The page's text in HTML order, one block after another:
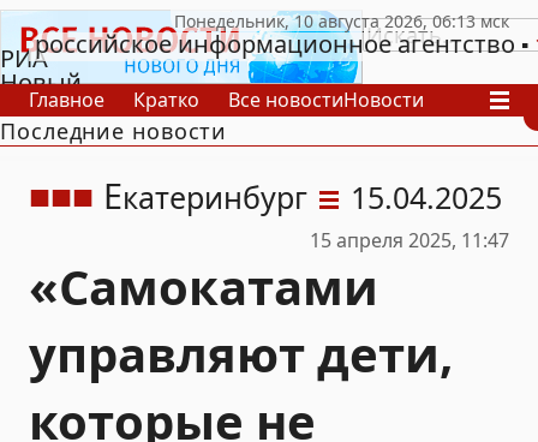
РИА
Новый
День
российское информационное агентство
Главное Кратко Все новостиНовости
В России
В мире
Последние новости
Екатеринбург 15.04.2025
15 апреля 2025, 11:47
«Самокатами
управляют дети,
которые не